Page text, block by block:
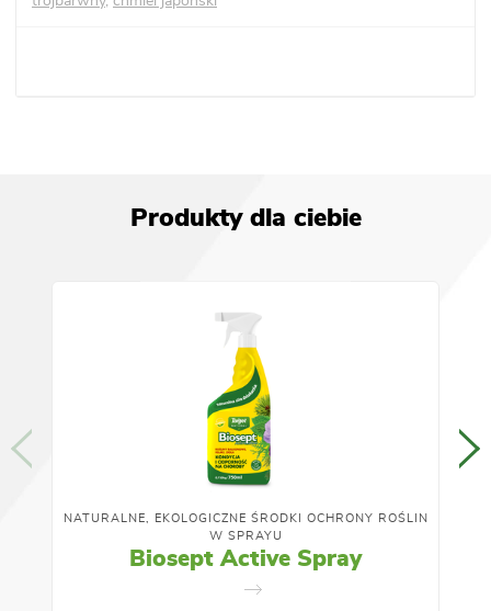
Produkty dla ciebie
NATURALNE, EKOLOGICZNE ŚRODKI OCHRONY ROŚLIN
W SPRAYU
Biosept Active Spray